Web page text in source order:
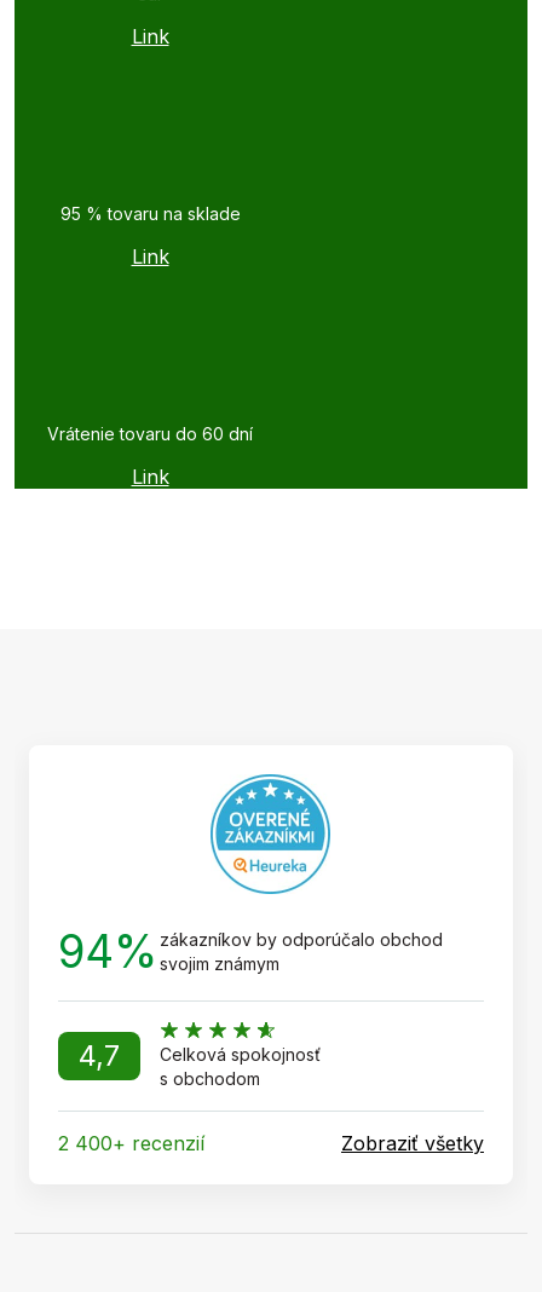
Link
95 % tovaru na sklade
Link
Vrátenie tovaru do 60 dní
Link
94% zákazníkov by odporúčalo obchod
svojim známym
4,7
Celková spokojnosť
s obchodom
2 400+ recenzií Zobraziť všetky